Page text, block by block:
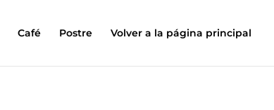
Café Postre Volver a la página principal